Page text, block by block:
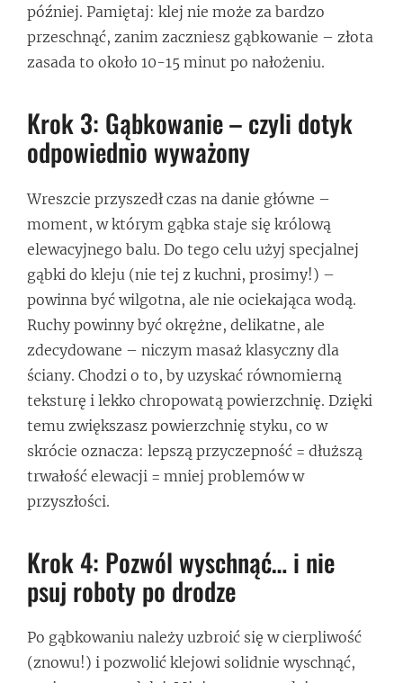
później. Pamiętaj: klej nie może za bardzo
przeschnąć, zanim zaczniesz gąbkowanie – złota
zasada to około 10-15 minut po nałożeniu.
Krok 3: Gąbkowanie – czyli dotyk
odpowiednio wyważony
Wreszcie przyszedł czas na danie główne –
moment, w którym gąbka staje się królową
elewacyjnego balu. Do tego celu użyj specjalnej
gąbki do kleju (nie tej z kuchni, prosimy!) –
powinna być wilgotna, ale nie ociekająca wodą.
Ruchy powinny być okrężne, delikatne, ale
zdecydowane – niczym masaż klasyczny dla
ściany. Chodzi o to, by uzyskać równomierną
teksturę i lekko chropowatą powierzchnię. Dzięki
temu zwiększasz powierzchnię styku, co w
skrócie oznacza: lepszą przyczepność = dłuższą
trwałość elewacji = mniej problemów w
przyszłości.
Krok 4: Pozwól wyschnąć… i nie
psuj roboty po drodze
Po gąbkowaniu należy uzbroić się w cierpliwość
(znowu!) i pozwolić klejowi solidnie wyschnąć,